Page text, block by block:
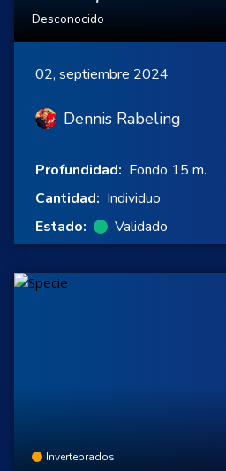
Desconocido
02, septiembre 2024
Dennis Rabeling
Profundidad: Fondo 15 m.
Cantidad: Individuo
Estado:
Validado
Invertebrados